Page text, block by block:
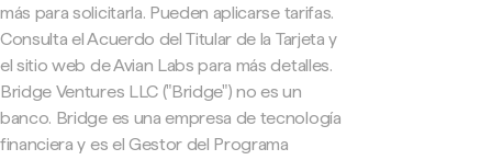
más para solicitarla. Pueden aplicarse tarifas.
Consulta el Acuerdo del Titular de la Tarjeta y
el sitio web de Avian Labs para más detalles.
Bridge Ventures LLC ("Bridge") no es un
banco. Bridge es una empresa de tecnología
financiera y es el Gestor del Programa